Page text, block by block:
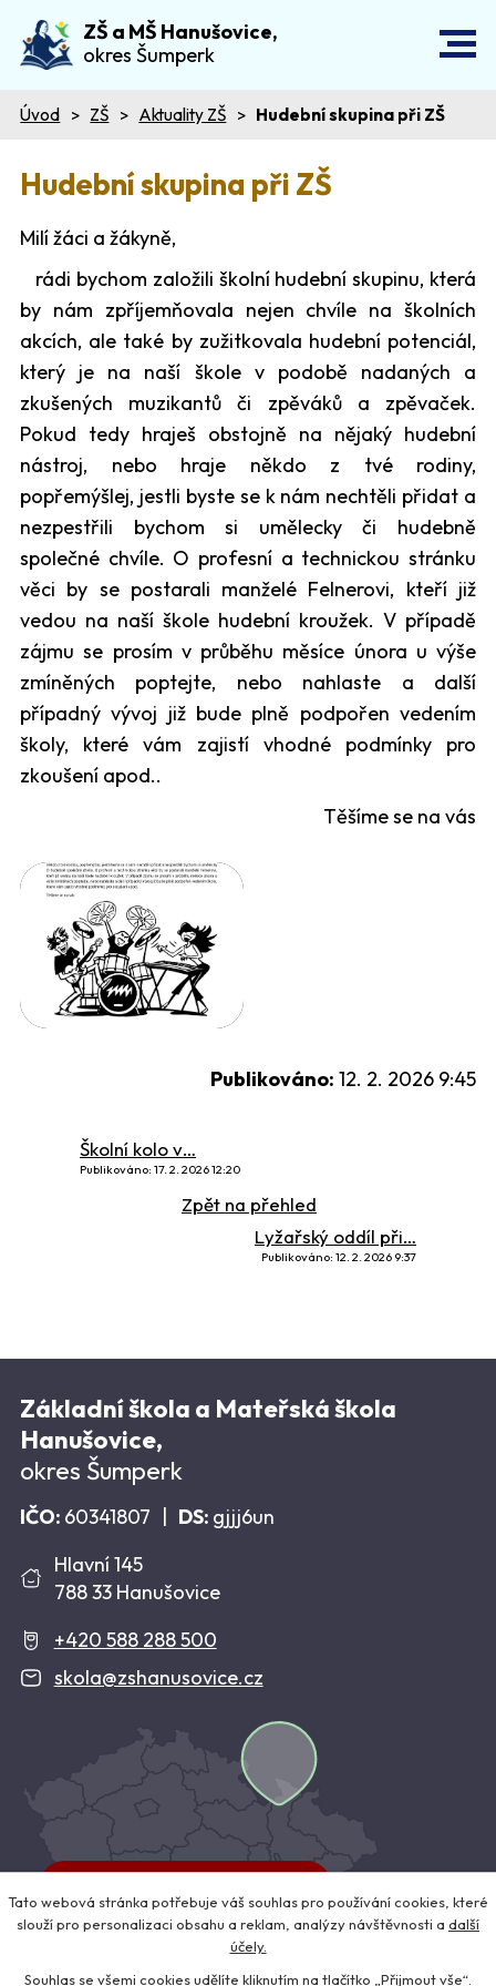
Tato webová stránka potřebuje váš souhlas pro používání cookies, které
slouží pro personalizaci obsahu a reklam, analýzy návštěvnosti a další
účely.
Souhlas se všemi cookies udělíte kliknutím na tlačítko „Přijmout vše“.
ZŠ a MŠ Hanušovice,
okres Šumperk
Úvod ZŠ Aktuality ZŠ Hudební skupina při ZŠ
Hudební skupina při ZŠ
Milí žáci a žákyně,
rádi bychom založili školní hudební skupinu, která
by nám zpříjemňovala nejen chvíle na školních
akcích, ale také by zužitkovala hudební potenciál,
který je na naší škole v podobě nadaných a
zkušených muzikantů či zpěváků a zpěvaček.
Pokud tedy hraješ obstojně na nějaký hudební
nástroj, nebo hraje někdo z tvé rodiny,
popřemýšlej, jestli byste se k nám nechtěli přidat a
nezpestřili bychom si umělecky či hudebně
společné chvíle. O profesní a technickou stránku
věci by se postarali manželé Felnerovi, kteří již
vedou na naší škole hudební kroužek. V případě
zájmu se prosím v průběhu měsíce února u výše
zmíněných poptejte, nebo nahlaste a další
případný vývoj již bude plně podpořen vedením
školy, které vám zajistí vhodné podmínky pro
zkoušení apod..
Těšíme se na vás
Publikováno: 12. 2. 2026 9:45
Školní kolo v…
Publikováno: 17. 2. 2026 12:20
Zpět na přehled
Lyžařský oddíl při…
Publikováno: 12. 2. 2026 9:37
Základní škola a Mateřská škola
Hanušovice,
okres Šumperk
IČO: 60341807 DS: gjjj6un
Hlavní 145
788 33 Hanušovice
+420 588 288 500
skola@zshanusovice.cz